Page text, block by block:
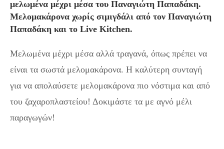
μελωμένα μέχρι μέσα του Παναγιώτη Παπαδάκη.
Μελομακάρονα χωρίς σιμιγδάλι από τον Παναγιώτη
Παπαδάκη και το Live Kitchen.
Μελωμένα μέχρι μέσα αλλά τραγανά, όπως πρέπει να
είναι τα σωστά μελομακάρονα. Η καλύτερη συνταγή
για να απολαύσετε μελομακάρονα πιο νόστιμα και από
του ζαχαροπλαστείου! Δοκιμάστε τα με αγνό μέλι
παραγωγών!